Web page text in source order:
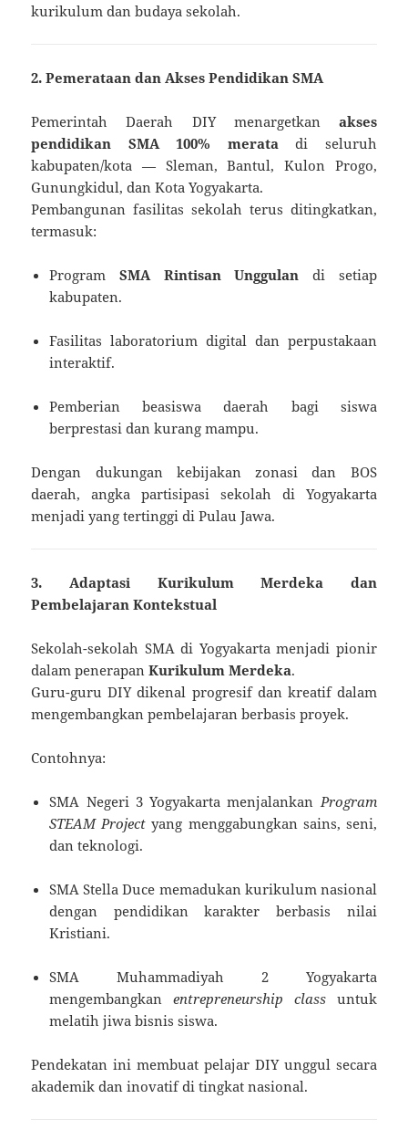
kurikulum dan budaya sekolah.
2. Pemerataan dan Akses Pendidikan SMA
Pemerintah Daerah DIY menargetkan akses
pendidikan SMA 100% meratadi seluruh
kabupaten/kota — Sleman, Bantul, Kulon Progo,
Gunungkidul, dan Kota Yogyakarta.
Pembangunan fasilitas sekolah terus ditingkatkan,
termasuk:
ProgramSMA Rintisan Unggulan di setiap
kabupaten.
Fasilitas laboratorium digital dan perpustakaan
interaktif.
Pemberian beasiswa daerah bagi siswa
berprestasi dan kurang mampu.
Dengan dukungan kebijakan zonasi dan BOS
daerah, angka partisipasi sekolah di Yogyakarta
menjadi yang tertinggi di Pulau Jawa.
3. Adaptasi Kurikulum Merdeka dan
Pembelajaran Kontekstual
Sekolah-sekolah SMA di Yogyakarta menjadi pionir
dalam penerapanKurikulum Merdeka.
Guru-guru DIY dikenal progresif dan kreatif dalam
mengembangkan pembelajaran berbasis proyek.
Contohnya:
SMA Negeri 3 Yogyakarta menjalankanProgram
STEAM Project yang menggabungkan sains, seni,
dan teknologi.
SMA Stella Duce memadukan kurikulum nasional
dengan pendidikan karakter berbasis nilai
Kristiani.
SMA Muhammadiyah 2 Yogyakarta
mengembangkanentrepreneurship classuntuk
melatih jiwa bisnis siswa.
Pendekatan ini membuat pelajar DIY unggul secara
akademik dan inovatif di tingkat nasional.